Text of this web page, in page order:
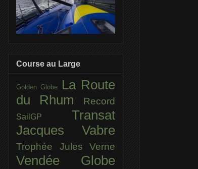
Course au Large
Golden Globe
La Route
du Rhum
Record
SailGP Transat
Jacques Vabre
Trophée Jules Verne
Vendée Globe